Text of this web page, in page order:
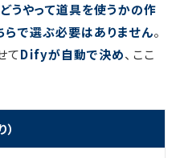
どうやって道具を使うかの作
らで選ぶ必要はありません。
てDifyが自動で決め、ここ